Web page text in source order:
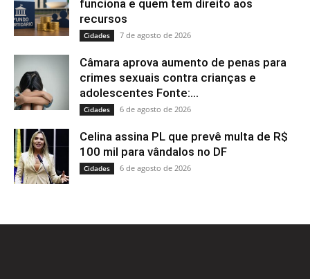
funciona e quem tem direito aos
recursos
Cidades 7 de agosto de 2026
Câmara aprova aumento de penas para
crimes sexuais contra crianças e
adolescentes Fonte:...
Cidades 6 de agosto de 2026
Celina assina PL que prevê multa de R$
100 mil para vândalos no DF
Cidades 6 de agosto de 2026